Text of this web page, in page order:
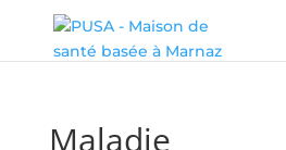
Maladie